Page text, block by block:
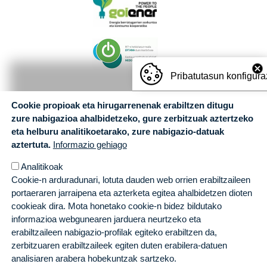
Pribatutasun
Cookie propioak eta hirugarrenenak erabiltzen ditugu
zure nabigazioa ahalbidetzeko, gure zerbitzuak aztertzeko
eta helburu analitikoetarako, zure nabigazio-datuak
aztertuta. Informazio gehiago
Analitikoak
Cookie-n arduradunari, lotuta dauden web orrien erabiltzaileen
portaeraren jarraipena eta azterketa egitea ahalbidetzen dioten
cookieak dira. Mota honetako cookie-n bidez bildutako
informazioa webgunearen jarduera neurtzeko eta
erabiltzaileen nabigazio-profilak egiteko erabiltzen da,
zerbitzuaren erabiltzaileek egiten duten erabilera-datuen
analisiaren arabera hobekuntzak sartzeko.